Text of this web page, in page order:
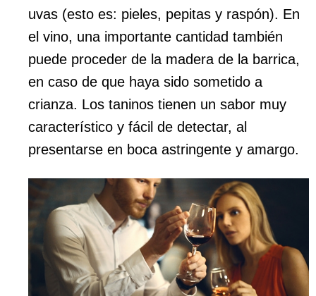
uvas (esto es: pieles, pepitas y raspón). En
el vino, una importante cantidad también
puede proceder de la madera de la barrica,
en caso de que haya sido sometido a
crianza. Los taninos tienen un sabor muy
característico y fácil de detectar, al
presentarse en boca astringente y amargo.